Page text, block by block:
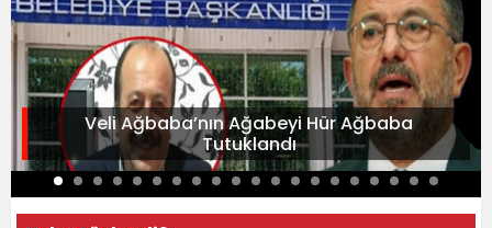
Veli Ağbaba’nın Ağabeyi Hür Ağbaba
Tutuklandı